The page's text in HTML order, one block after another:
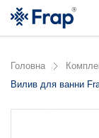
Головна
Вилив для ванни